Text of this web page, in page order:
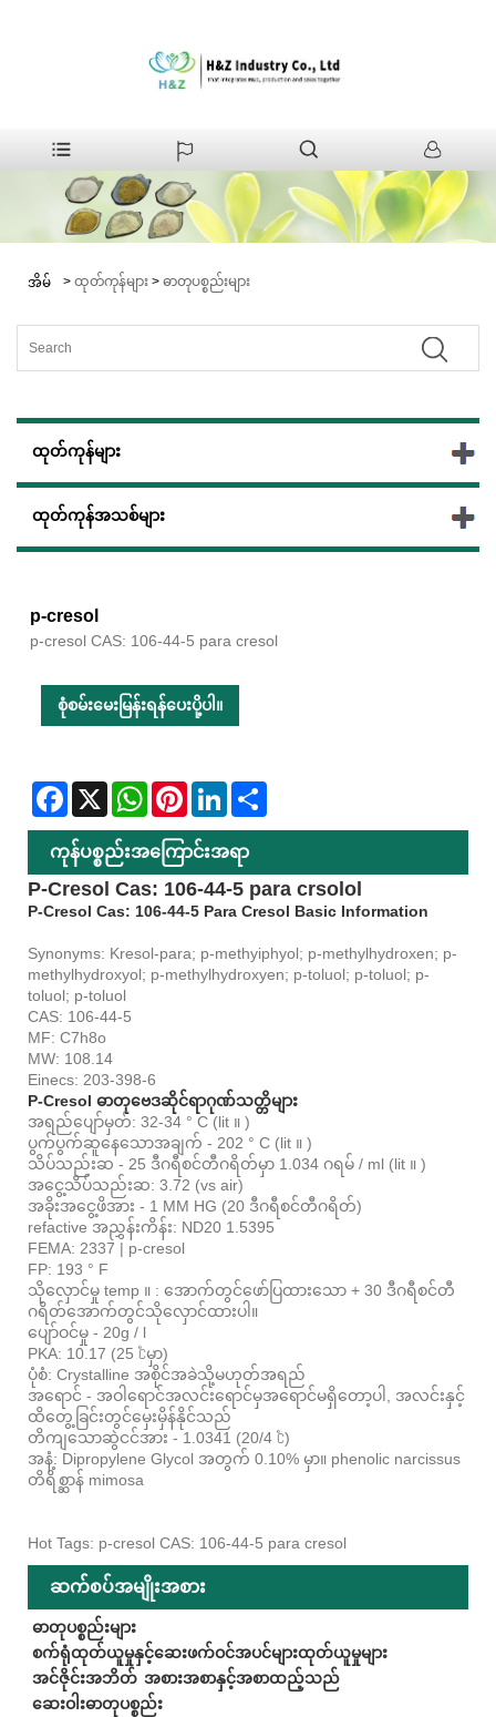
အိမ် > ထုတ်ကုန်များ > ဓာတုပစ္စည်းများ
ထုတ်ကုန်များ
ထုတ်ကုန်အသစ်များ
p-cresol
p-cresol CAS: 106-44-5 para cresol
စုံစမ်းမေးမြန်းရန်ပေးပို့ပါ။
Facebook
X WhatsAppPinterestLinkedIn
ကုန်ပစ္စည်းအကြောင်းအရာ
P-Cresol Cas: 106-44-5 para crsolol
P-Cresol Cas: 106-44-5 Para Cresol Basic Information
Synonyms: Kresol-para; p-methyiphyol; p-methylhydroxen; p-
methylhydroxyol; p-methylhydroxyen; p-toluol; p-toluol; p-
toluol; p-toluol
CAS: 106-44-5
MF: C7h8o
MW: 108.14
Einecs: 203-398-6
P-Cresol ဓာတုဗေဒဆိုင်ရာဂုဏ်သတ္တိများ
အရည်ပျော်မှတ်: 32-34 ° C (lit ။ )
ပွက်ပွက်ဆူနေသောအချက် - 202 ° C (lit ။ )
သိပ်သည်းဆ - 25 ဒီဂရီစင်တီဂရိတ်မှာ 1.034 ဂရမ် / ml (lit ။ )
အငွေ့သိပ်သည်းဆ: 3.72 (vs air)
အခိုးအငွေ့ဖိအား - 1 MM HG (20 ဒီဂရီစင်တီဂရိတ်)
refactive အညွှန်းကိန်း: ND20 1.5395
FEMA: 2337 | p-cresol
FP: 193 ° F
သိုလှောင်မှု temp ။ : အောက်တွင်ဖော်ပြထားသော + 30 ဒီဂရီစင်တီ
ဂရိတ်အောက်တွင်သိုလှောင်ထားပါ။
ပျော်ဝင်မှု - 20g / l
PKA: 10.17 (25 ℃မှာ)
ပုံစံ: Crystalline အစိုင်အခဲသို့မဟုတ်အရည်
အရောင် - အဝါရောင်အလင်းရောင်မှအရောင်မရှိတော့ပါ, အလင်းနှင့်
ထိတွေ့ခြင်းတွင်မှေးမှိန်နိုင်သည်
တိကျသောဆွဲငင်အား - 1.0341 (20/4 ℃)
အနံ့: Dipropylene Glycol အတွက် 0.10% မှာ။ phenolic narcissus
တိရိစ္ဆာန် mimosa
Hot Tags: p-cresol CAS: 106-44-5 para cresol
ဆက်စပ်အမျိုးအစား
ဓာတုပစ္စည်းများ
စက်ရုံထုတ်ယူမှုနှင့်ဆေးဖက်ဝင်အပင်များထုတ်ယူမှုများ
အင်ဇိုင်းအဘိတ် အစားအစာနှင့်အစာထည့်သည်
ဆေးဝါးဓာတုပစ္စည်း